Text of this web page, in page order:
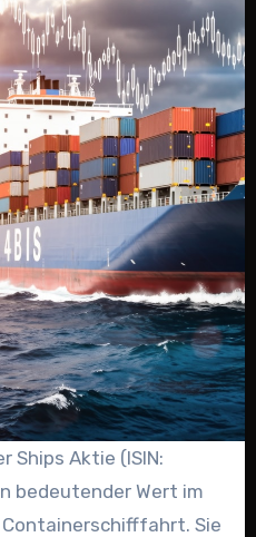
Ships Aktie (ISIN:
bedeutender Wert im
Sie